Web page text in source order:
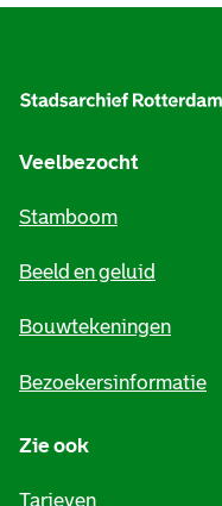
Veelbezocht
Stamboom
Beeld en geluid
Bouwtekeningen
Bezoekersinformatie
Zie ook
Tarieven